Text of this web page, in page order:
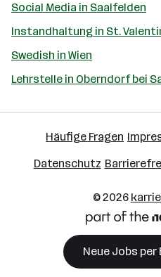
Social Media in Saalfelden
Instandhaltung in St.
Swedish in Wien
Lehrstelle in Oberndorf bei
Häufige Fragen
Datenschutz
© 2026
Neue Jobs per